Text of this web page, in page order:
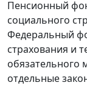
Пенсионный
социального
Федеральный
страхования и
обязательного
отдельные